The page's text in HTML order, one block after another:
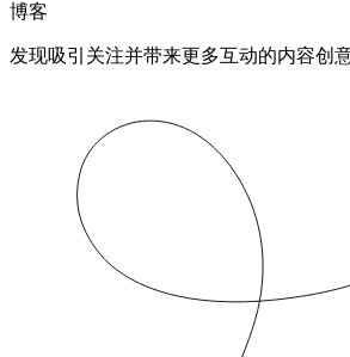
博客
发现吸引关注并带来更多互动的内容创